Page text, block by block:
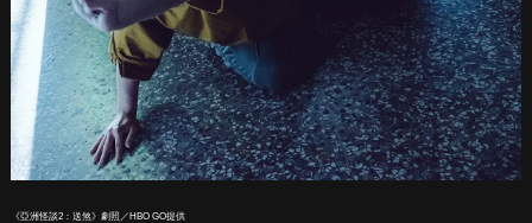
《亞洲怪談2：送煞》劇照／HBO GO提供